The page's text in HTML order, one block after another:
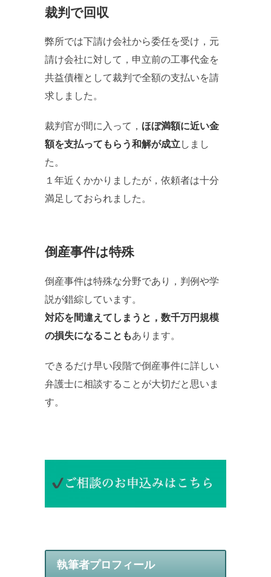
裁判で回収
弊所では下請け会社から委任を受け，元
請け会社に対して，申立前の工事代金を
共益債権として裁判で全額の支払いを請
求しました。
裁判官が間に入って， ほぼ満額に近い金
額を支払ってもらう和解が成立しまし
た。
１年近くかかりましたが，依頼者は十分
満足しておられました。
倒産事件は特殊
倒産事件は特殊な分野であり，判例や学
説が錯綜しています。
対応を間違えてしまうと，数千万円規模
の損失になることもあります。
できるだけ早い段階で倒産事件に詳しい
弁護士に相談することが大切だと思いま
す。
執筆者プロフィール